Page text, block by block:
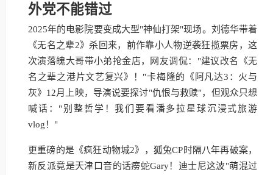
外党不能错过
2025年的电影院要变成大型"神仙打架"现场。刘德华带着
《无名之辈2》杀回来，前作靠小人物逆袭狂揽票房，这
次演落魄大哥带小弟抢金店，网友调侃："建议改名《无
名之辈之港片文艺复兴》！"卡梅隆的《阿凡达3：火与
灰》12月上映，导演说要探讨"仇恨与救赎"，但观众只想
喊话："别整哲学！我们要看潘多拉星球沉浸式旅游
vlog！"
更重磅的是《疯狂动物城2》，狐兔CP时隔八年再破案，
新反派竟是天津口音的话痨蛇Gary！迪士尼这波"萌混过